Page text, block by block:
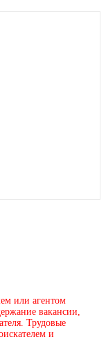
или агентом
вакансии,
Трудовые
и